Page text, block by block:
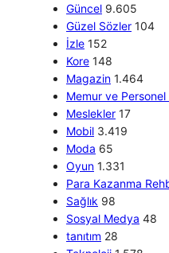
Güncel 9.605
Güzel Sözler 104
İzle 152
Kore 148
Magazin 1.464
Memur ve Personel
Meslekler 17
Mobil 3.419
Moda 65
Oyun 1.331
Para Kazanma
Sağlık 98
Sosyal Medya 48
tanıtım 28